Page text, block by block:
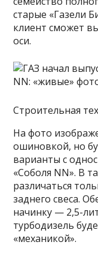
старые «Газели
клиент сможет
оси.
Строительная
На фото
ошиновкой, но
варианты с
«Соболя NN». В
различаться
заднего свеса.
начинку — 2,5-
турбодизель
«механикой».